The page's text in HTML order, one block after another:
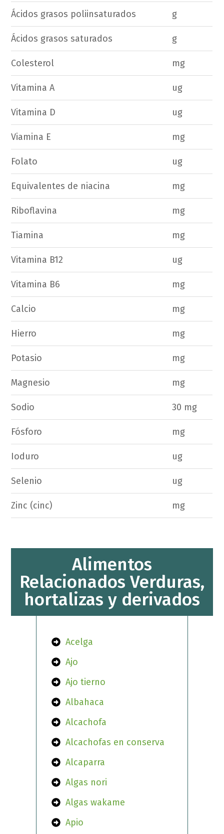
Ácidos grasos poliinsaturados g
Ácidos grasos saturados g
Colesterol mg
Vitamina A ug
Vitamina D ug
Viamina E mg
Folato ug
Equivalentes de niacina mg
Riboflavina mg
Tiamina mg
Vitamina B12 ug
Vitamina B6 mg
Calcio mg
Hierro mg
Potasio mg
Magnesio mg
Sodio 30 mg
Fósforo mg
Ioduro ug
Selenio ug
Zinc (cinc) mg
Alimentos
Relacionados Verduras,
hortalizas y derivados
Acelga
Ajo
Ajo tierno
Albahaca
Alcachofa
Alcachofas en conserva
Alcaparra
Algas nori
Algas wakame
Apio